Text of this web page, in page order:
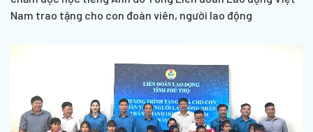
Nam trao tặng cho con đoàn viên, người lao động